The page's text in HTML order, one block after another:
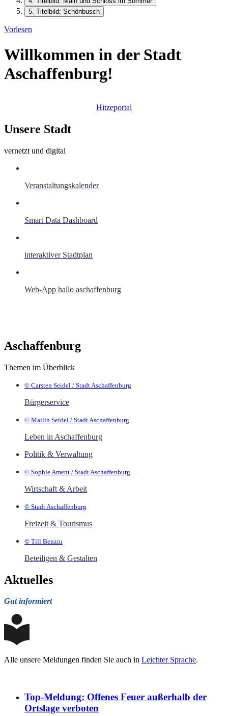
5. Titelbild: Schönbusch
Vorlesen
Willkommen in der Stadt
Aschaffenburg!
Hitzeportal
Unsere Stadt
vernetzt und digital
Veranstaltungskalender
Smart Data Dashboard
interaktiver Stadtplan
Web-App hallo aschaffenburg
Aschaffenburg
Themen im Überblick
© Carsten Seidel / Stadt Aschaffenburg
Bürgerservice
© Mailin Seidel / Stadt Aschaffenburg
Leben in Aschaffenburg
Politik & Verwaltung
© Sophie Ament / Stadt Aschaffenburg
Wirtschaft & Arbeit
© Stadt Aschaffenburg
Freizeit & Tourismus
© Till Benzin
Beteiligen & Gestalten
Aktuelles
Gut informiert
Alle unsere Meldungen finden Sie auch in Leichter Sprache.
Top-Meldung: Offenes Feuer außerhalb der
Ortslage verboten